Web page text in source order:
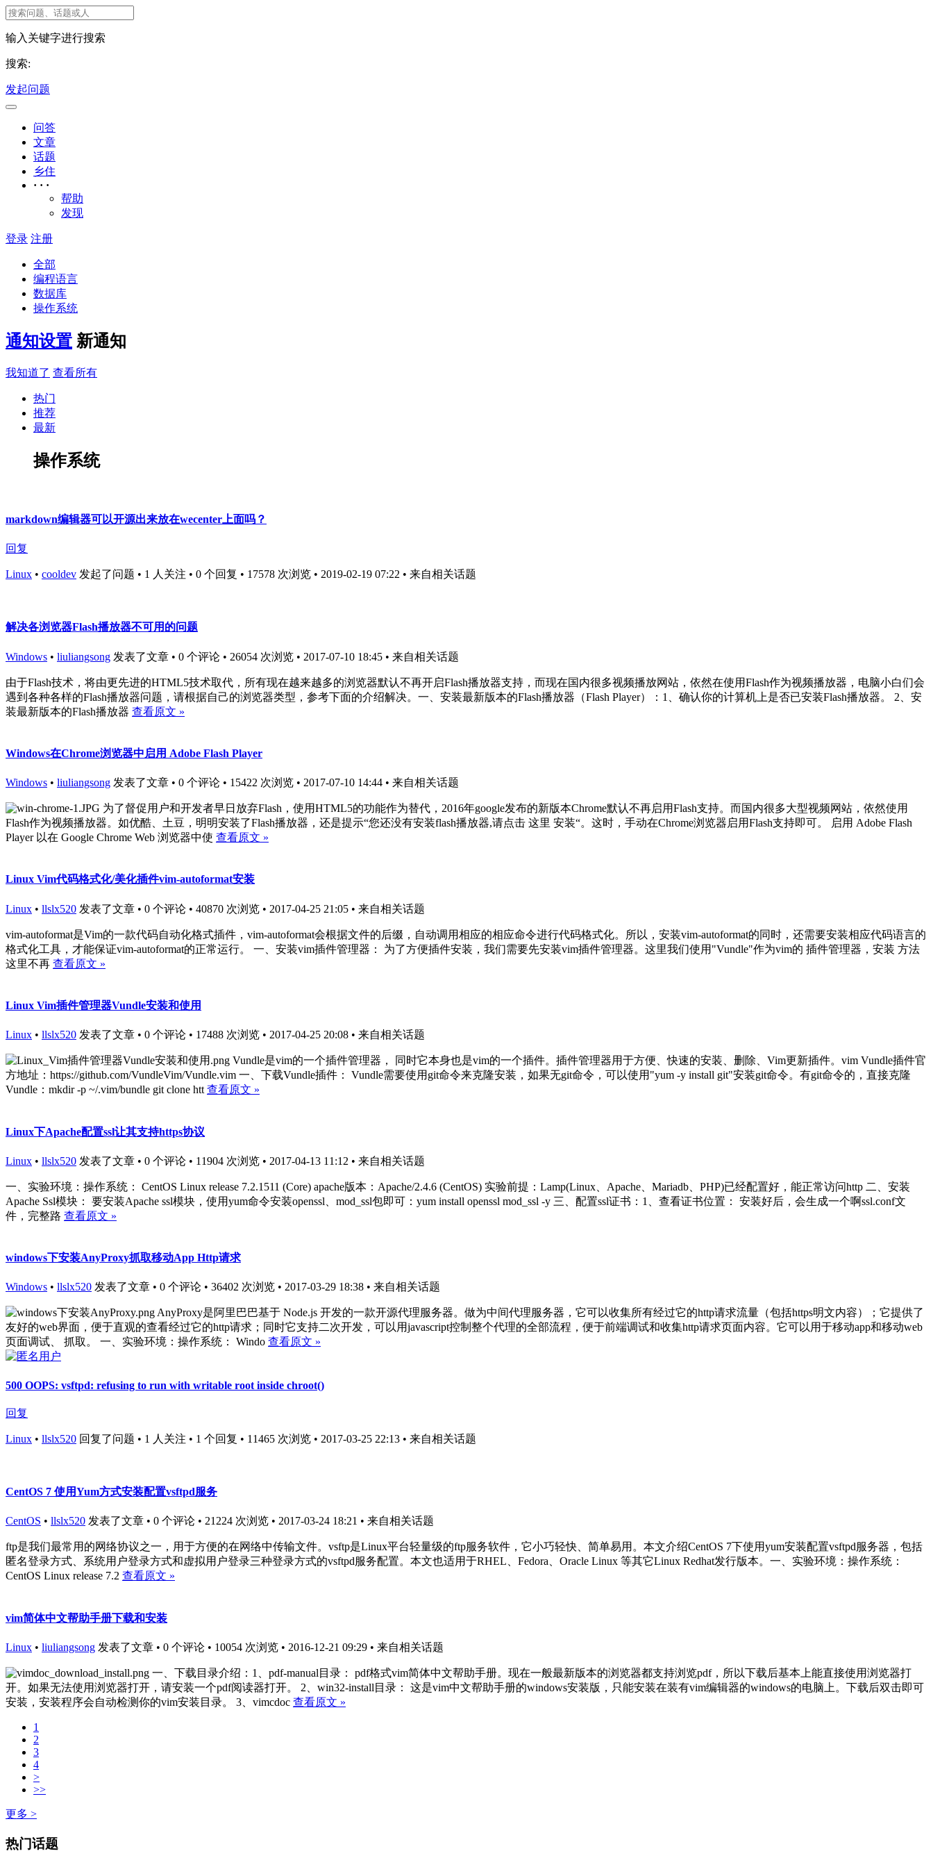
输入关键字进行搜索
搜索:
发起问题
问答
文章
话题
乡住
· · ·
帮助
发现
登录 注册
全部
编程语言
数据库
操作系统
通知设置 新通知
我知道了 查看所有
热门
推荐
最新
操作系统
markdown编辑器可以开源出来放在wecenter上面吗？
回复
Linux • cooldev 发起了问题 • 1 人关注 • 0 个回复 • 17578 次浏览 • 2019-02-19 07:22 • 来自相关话题
解决各浏览器Flash播放器不可用的问题
Windows • liuliangsong 发表了文章 • 0 个评论 • 26054 次浏览 • 2017-07-10 18:45 • 来自相关话题
由于Flash技术，将由更先进的HTML5技术取代，所有现在越来越多的浏览器默认不再开启Flash播放器支持，而现在国内很多视频播放网站，依然在使用Flash作为视频播放器，电脑小白们会
遇到各种各样的Flash播放器问题，请根据自己的浏览器类型，参考下面的介绍解决。一、安装最新版本的Flash播放器（Flash Player）：1、确认你的计算机上是否已安装Flash播放器。 2、安
装最新版本的Flash播放器 查看原文 »
Windows在Chrome浏览器中启用 Adobe Flash Player
Windows • liuliangsong 发表了文章 • 0 个评论 • 15422 次浏览 • 2017-07-10 14:44 • 来自相关话题
为了督促用户和开发者早日放弃Flash，使用HTML5的功能作为替代，2016年google发布的新版本Chrome默认不再启用Flash支持。而国内很多大型视频网站，依然使用
Flash作为视频播放器。如优酷、土豆，明明安装了Flash播放器，还是提示“您还没有安装flash播放器,请点击 这里 安装“。这时，手动在Chrome浏览器启用Flash支持即可。 启用 Adobe Flash
Player 以在 Google Chrome Web 浏览器中使 查看原文 »
Linux Vim代码格式化/美化插件vim-autoformat安装
Linux • llslx520 发表了文章 • 0 个评论 • 40870 次浏览 • 2017-04-25 21:05 • 来自相关话题
vim-autoformat是Vim的一款代码自动化格式插件，vim-autoformat会根据文件的后缀，自动调用相应的相应命令进行代码格式化。所以，安装vim-autoformat的同时，还需要安装相应代码语言的
格式化工具，才能保证vim-autoformat的正常运行。 一、安装vim插件管理器： 为了方便插件安装，我们需要先安装vim插件管理器。这里我们使用"Vundle"作为vim的 插件管理器，安装 方法
这里不再 查看原文 »
Linux Vim插件管理器Vundle安装和使用
Linux • llslx520 发表了文章 • 0 个评论 • 17488 次浏览 • 2017-04-25 20:08 • 来自相关话题
Vundle是vim的一个插件管理器， 同时它本身也是vim的一个插件。插件管理器用于方便、快速的安装、删除、Vim更新插件。vim Vundle插件官
方地址：https://github.com/VundleVim/Vundle.vim 一、下载Vundle插件： Vundle需要使用git命令来克隆安装，如果无git命令，可以使用"yum -y install git"安装git命令。有git命令的，直接克隆
Vundle：mkdir -p ~/.vim/bundle git clone htt 查看原文 »
Linux下Apache配置ssl让其支持https协议
Linux • llslx520 发表了文章 • 0 个评论 • 11904 次浏览 • 2017-04-13 11:12 • 来自相关话题
一、实验环境：操作系统： CentOS Linux release 7.2.1511 (Core) apache版本：Apache/2.4.6 (CentOS) 实验前提：Lamp(Linux、Apache、Mariadb、PHP)已经配置好，能正常访问http 二、安装
Apache Ssl模块： 要安装Apache ssl模块，使用yum命令安装openssl、mod_ssl包即可：yum install openssl mod_ssl -y 三、配置ssl证书：1、查看证书位置： 安装好后，会生成一个啊ssl.conf文
件，完整路 查看原文 »
windows下安装AnyProxy抓取移动App Http请求
Windows • llslx520 发表了文章 • 0 个评论 • 36402 次浏览 • 2017-03-29 18:38 • 来自相关话题
AnyProxy是阿里巴巴基于 Node.js 开发的一款开源代理服务器。做为中间代理服务器，它可以收集所有经过它的http请求流量（包括https明文内容）；它提供了
友好的web界面，便于直观的查看经过它的http请求；同时它支持二次开发，可以用javascript控制整个代理的全部流程，便于前端调试和收集http请求页面内容。它可以用于移动app和移动web
页面调试、 抓取。 一、实验环境：操作系统： Windo 查看原文 »
500 OOPS: vsftpd: refusing to run with writable root inside chroot()
回复
Linux • llslx520 回复了问题 • 1 人关注 • 1 个回复 • 11465 次浏览 • 2017-03-25 22:13 • 来自相关话题
CentOS 7 使用Yum方式安装配置vsftpd服务
CentOS • llslx520 发表了文章 • 0 个评论 • 21224 次浏览 • 2017-03-24 18:21 • 来自相关话题
ftp是我们最常用的网络协议之一，用于方便的在网络中传输文件。vsftp是Linux平台轻量级的ftp服务软件，它小巧轻快、简单易用。本文介绍CentOS 7下使用yum安装配置vsftpd服务器，包括
匿名登录方式、系统用户登录方式和虚拟用户登录三种登录方式的vsftpd服务配置。本文也适用于RHEL、Fedora、Oracle Linux 等其它Linux Redhat发行版本。一、实验环境：操作系统：
CentOS Linux release 7.2 查看原文 »
vim简体中文帮助手册下载和安装
Linux • liuliangsong 发表了文章 • 0 个评论 • 10054 次浏览 • 2016-12-21 09:29 • 来自相关话题
一、下载目录介绍：1、pdf-manual目录： pdf格式vim简体中文帮助手册。现在一般最新版本的浏览器都支持浏览pdf，所以下载后基本上能直接使用浏览器打
开。如果无法使用浏览器打开，请安装一个pdf阅读器打开。 2、win32-install目录： 这是vim中文帮助手册的windows安装版，只能安装在装有vim编辑器的windows的电脑上。下载后双击即可
安装，安装程序会自动检测你的vim安装目录。 3、vimcdoc 查看原文 »
1
2
3
4
>
>>
更多 >
热门话题